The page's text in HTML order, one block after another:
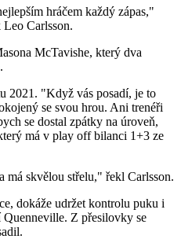
hráčem každý zápas,"
Leo Carlsson.
McTavishe, který dva
2021. "Když vás posadí, je to
se svou hrou. Ani trenéři
se dostal zpátky na úroveň,
má v play off bilanci 1+3 ze
má skvělou střelu," řekl Carlsson.
dokáže udržet kontrolu puku i
Z přesilovky se